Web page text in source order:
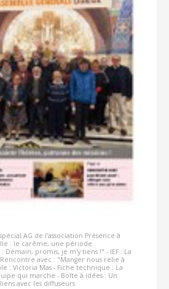
AG de l'association Présence à
: le carême, une période
Demain, promis, je m'y tiens !" - IEF : La
avec : "Manger nous relie à
: Victoria Mas - Fiche technique : La
qui marche - Boîte à idées : Un
avec les diffuseurs